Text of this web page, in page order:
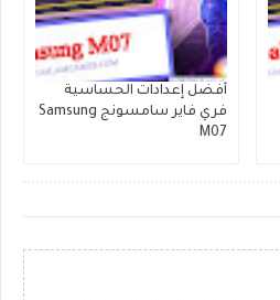
أفضل إعدادات الحساسية
فري فاير سامسونج Samsung
M07